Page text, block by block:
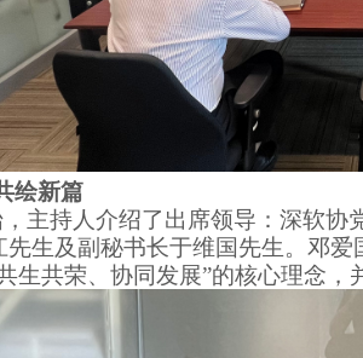
绘新篇
主持人介绍了出席领导：深软协
先生及副秘书长于维国先生。邓
生共荣、协同发展”的核心理念